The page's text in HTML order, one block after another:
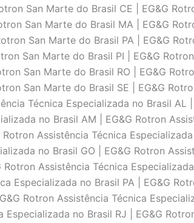
San Marte do Brasil CE | EG&G
San Marte do Brasil MA | EG&G
San Marte do Brasil PA | EG&G
San Marte do Brasil PI | EG&G
San Marte do Brasil RO | EG&G
San Marte do Brasil SE | EG&G
Técnica Especializada no Brasil AL
no Brasil AM | EG&G Rotron
Assistência Técnica
no Brasil GO | EG&G Rotron
Assistência Técnica
Especializada no Brasil PA | EG&G
Rotron Assistência Técnica
no Brasil RJ | EG&G